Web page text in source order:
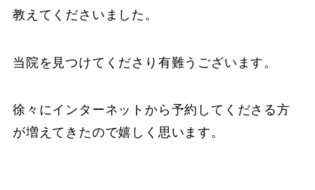
教えてくださいました。
当院を見つけてくださり有難うございます。
徐々にインターネットから予約してくださる方
が増えてきたので嬉しく思います。